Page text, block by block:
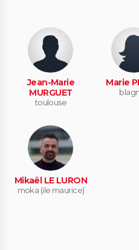
Jean-Marie
MURGUET
toulouse
Marie
Mikaël LE LURON
moka (ile maurice)